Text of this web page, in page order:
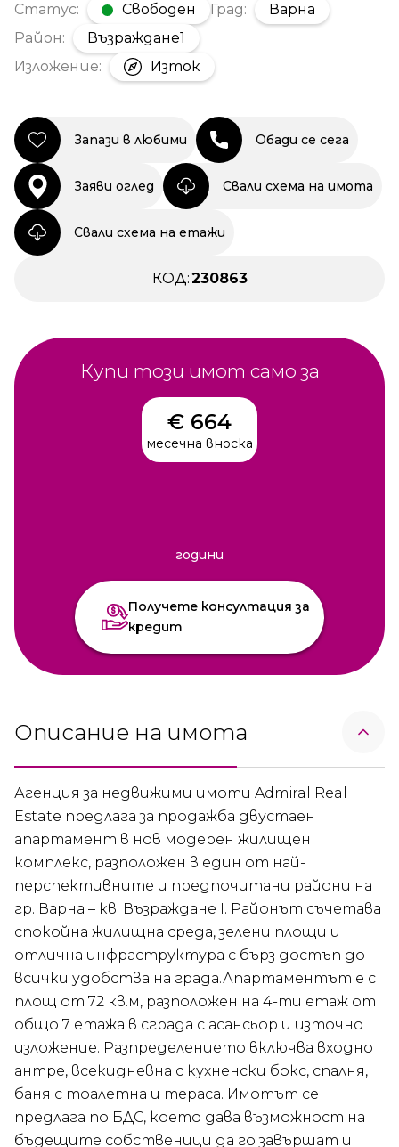
Статус: Свободен Град:
Варна
Район:
Възраждане1
Изложение:
Изток
Запази в любими Обади се сега
Заяви оглед Свали схема на имота
Свали схема на етажи
КОД:230863
Купи този имот само за
€ 664
месечна вноска
години
Получете консултация за
кредит
Описание на имота
Агенция за недвижими имоти Admiral Real
Estate предлага за продажба двустаен
апартамент в нов модерен жилищен
комплекс, разположен в един от най-
перспективните и предпочитани райони на
гр. Варна – кв. Възраждане I. Районът съчетава
спокойна жилищна среда, зелени площи и
отлична инфраструктура с бърз достъп до
всички удобства на града.Апартаментът е с
площ от 72 кв.м, разположен на 4-ти етаж от
общо 7 етажа в сграда с асансьор и източно
изложение. Разпределението включва входно
антре, всекидневна с кухненски бокс, спалня,
баня с тоалетна и тераса. Имотът се
предлага по БДС, което дава възможност на
бъдещите собственици да го завършат и